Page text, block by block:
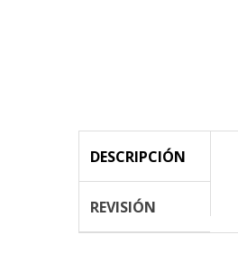
DESCRIPCIÓN
REVISIÓN